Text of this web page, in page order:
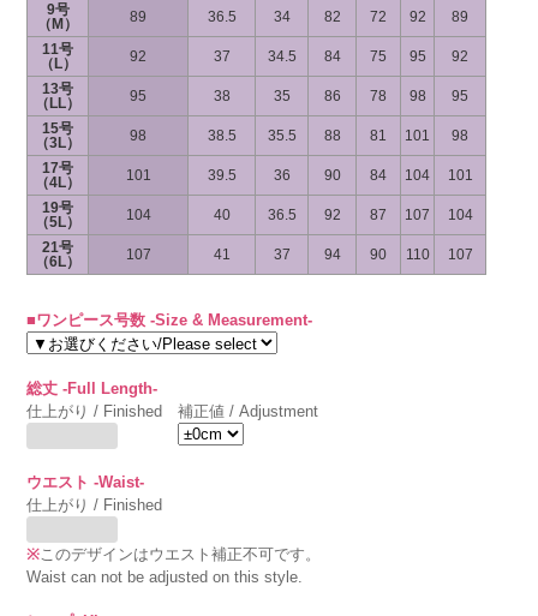
9号
（M）
89 36.5 34 82 72 92
89
11号
（L）
92 37 34.5 84 75 95
92
13号
（LL）
95 38 35 86 78 98
95
15号
（3L）
98 38.5 35.5 88 81 101
98
17号
（4L）
101 39.5 36 90 84 104
101
19号
（5L）
104 40 36.5 92 87 107
104
21号
（6L）
107 41 37 94 90 110 107
■ワンピース号数 -Size & Measurement-
総丈 -Full Length-
仕上がり / Finished
補正値 / Adjustment
ウエスト -Waist-
仕上がり / Finished
※このデザインはウエスト補正不可です。
Waist can not be adjusted on this style.